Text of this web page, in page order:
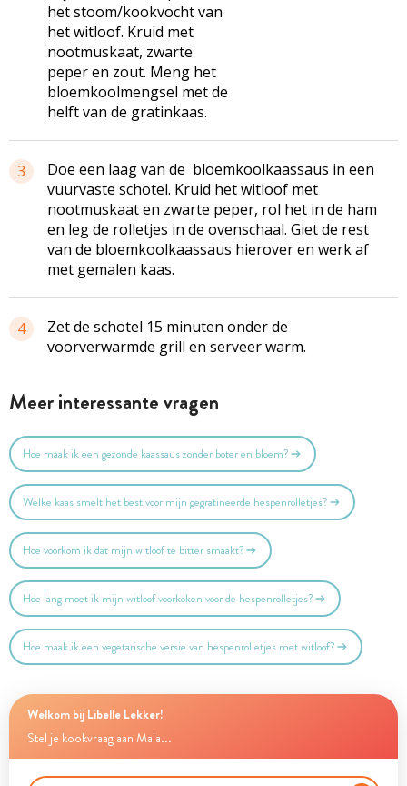
het stoom/kookvocht van
het witloof. Kruid met
nootmuskaat, zwarte
peper en zout. Meng het
bloemkoolmengsel met de
helft van de gratinkaas.
3
Doe een laag van de bloemkoolkaassaus in een
vuurvaste schotel. Kruid het witloof met
nootmuskaat en zwarte peper, rol het in de ham
en leg de rolletjes in de ovenschaal. Giet de rest
van de bloemkoolkaassaus hierover en werk af
met gemalen kaas.
4
Zet de schotel 15 minuten onder de
voorverwarmde grill en serveer warm.
Meer interessante vragen
Hoe maak ik een gezonde kaassaus zonder boter en bloem?
Welke kaas smelt het best voor mijn gegratineerde hespenrolletjes?
Hoe voorkom ik dat mijn witloof te bitter smaakt?
Hoe lang moet ik mijn witloof voorkoken voor de hespenrolletjes?
Hoe maak ik een vegetarische versie van hespenrolletjes met witloof?
Welkom bij Libelle Lekker!
Stel je kookvraag aan Maia...